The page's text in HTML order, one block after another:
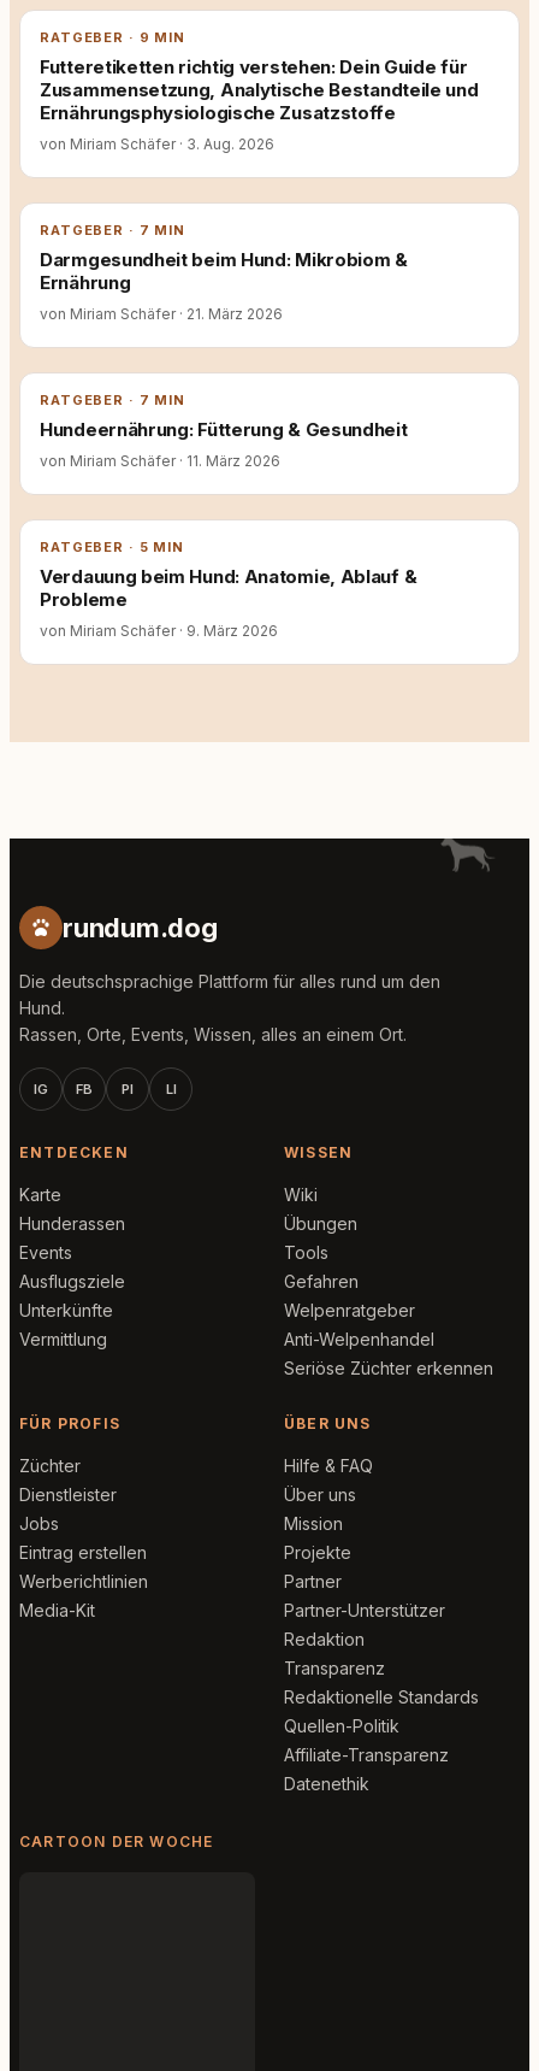
RATGEBER · 9 MIN
Futteretiketten richtig verstehen: Dein Guide für
Zusammensetzung, Analytische Bestandteile und
Ernährungsphysiologische Zusatzstoffe
von Miriam Schäfer · 3. Aug. 2026
RATGEBER · 7 MIN
Darmgesundheit beim Hund: Mikrobiom &
Ernährung
von Miriam Schäfer · 21. März 2026
RATGEBER · 7 MIN
Hundeernährung: Fütterung & Gesundheit
von Miriam Schäfer · 11. März 2026
RATGEBER · 5 MIN
Verdauung beim Hund: Anatomie, Ablauf &
Probleme
von Miriam Schäfer · 9. März 2026
rundum.dog
Die deutschsprachige Plattform für alles rund um den
Hund.
Rassen, Orte, Events, Wissen, alles an einem Ort.
IG FB PI LI
ENTDECKEN
Karte
Hunderassen
Events
Ausflugsziele
Unterkünfte
Vermittlung
WISSEN
Wiki
Übungen
Tools
Gefahren
Welpenratgeber
Anti-Welpenhandel
Seriöse Züchter erkennen
FÜR PROFIS
Züchter
Dienstleister
Jobs
Eintrag erstellen
Werberichtlinien
Media-Kit
ÜBER UNS
Hilfe & FAQ
Über uns
Mission
Projekte
Partner
Partner-Unterstützer
Redaktion
Transparenz
Redaktionelle Standards
Quellen-Politik
Affiliate-Transparenz
Datenethik
CARTOON DER WOCHE